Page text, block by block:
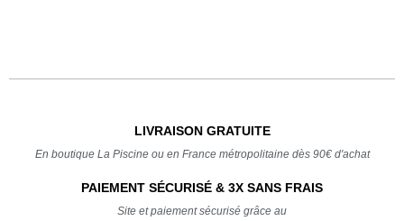
LIVRAISON GRATUITE
En boutique La Piscine ou en France métropolitaine dès 90€ d'achat
PAIEMENT SÉCURISÉ & 3X SANS FRAIS
Site et paiement sécurisé grâce au